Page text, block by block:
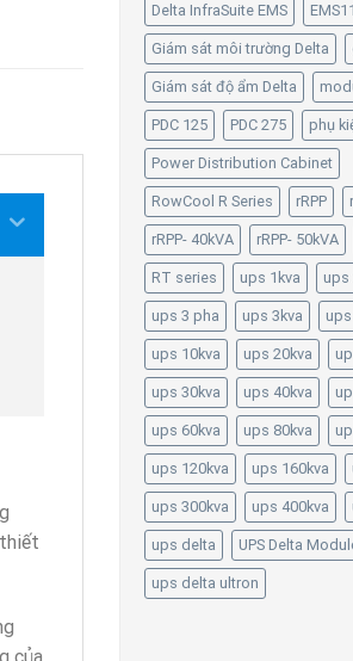
Delta InfraSuite EMS
Giám sát môi trường Delta
Giám sát độ ẩm Delta
PDC 125 PDC 275 phụ
Power Distribution Cabinet
RowCool R Series rRPP
rRPP- 40kVA rRPP- 50kVA
RT series ups 1kva ups
ups 3 pha ups 3kva ups
ups 10kva ups 20kva
ups 30kva ups 40kva
ups 60kva ups 80kva
ups 120kva ups 160kva
ups 300kva ups 400kva
ups delta UPS Delta
ups delta ultron
của